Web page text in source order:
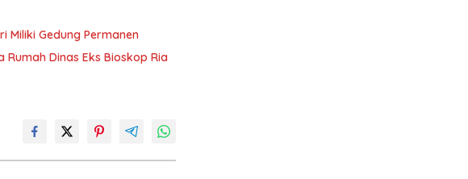
Miliki Gedung Permanen
Rumah Dinas Eks Bioskop Ria